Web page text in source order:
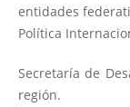
entidades
Política
Secretaría de